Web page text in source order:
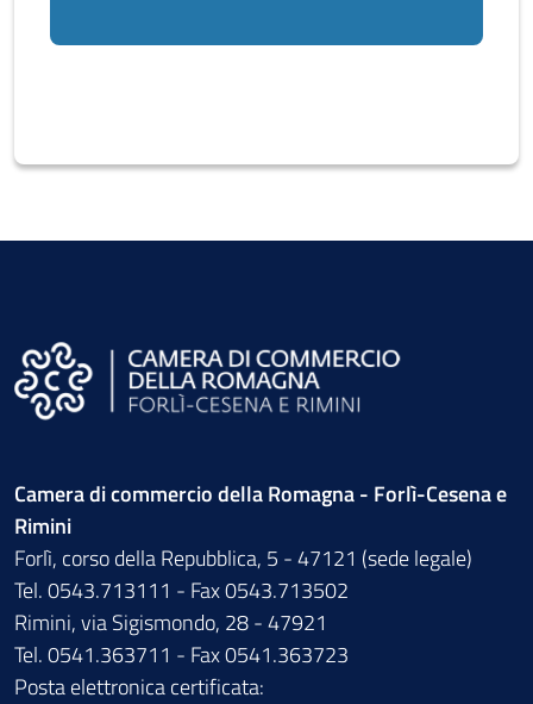
Camera di commercio della Romagna - Forlì-Cesena e
Rimini
Forlì, corso della Repubblica, 5 - 47121 (sede legale)
Tel. 0543.713111 - Fax 0543.713502
Rimini, via Sigismondo, 28 - 47921
Tel. 0541.363711 - Fax 0541.363723
Posta elettronica certificata: